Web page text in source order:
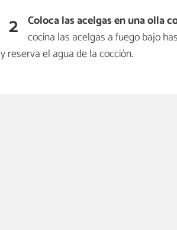
2 Coloca las acelgas en una olla
cocina las acelgas a fuego bajo
y reserva el agua de la cocción.